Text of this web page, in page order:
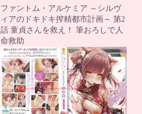
ファントム・アルケミア ～シルヴ
ィアのドキドキ搾精都市計画～ 第2
話 童貞さんを救え！ 筆おろしで人
命救助